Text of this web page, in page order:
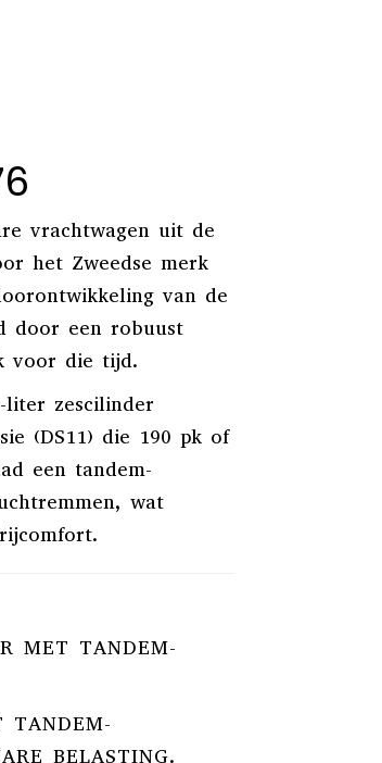
vrachtwagen uit de
het Zweedse merk
van de
door een robuust
voor die tijd.
liter zescilinder
(DS11) die 190 pk of
een tandem-
wat
MET TANDEM-
TANDEM-
BELASTING.